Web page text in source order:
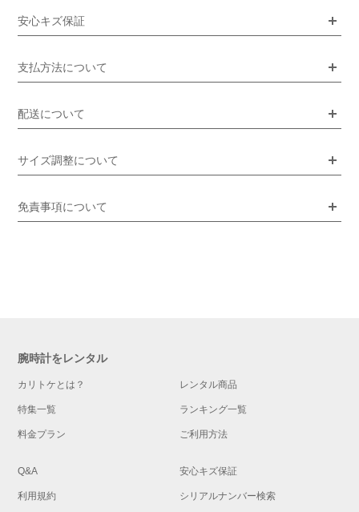
安心キズ保証
支払方法について
配送について
サイズ調整について
免責事項について
腕時計をレンタル
カリトケとは？ レンタル商品
特集一覧 ランキング一覧
料金プラン ご利用方法
Q&A 安心キズ保証
利用規約 シリアルナンバー検索